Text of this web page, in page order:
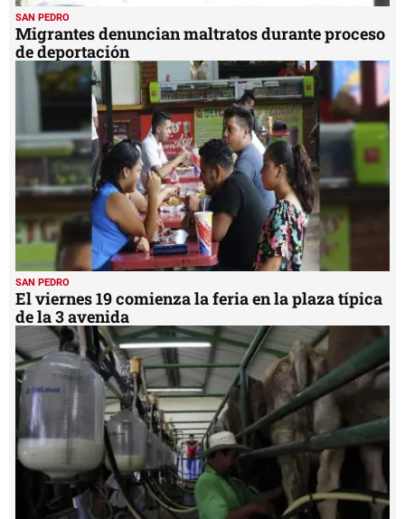
SAN PEDRO
Migrantes denuncian maltratos durante proceso
de deportación
SAN PEDRO
El viernes 19 comienza la feria en la plaza típica
de la 3 avenida